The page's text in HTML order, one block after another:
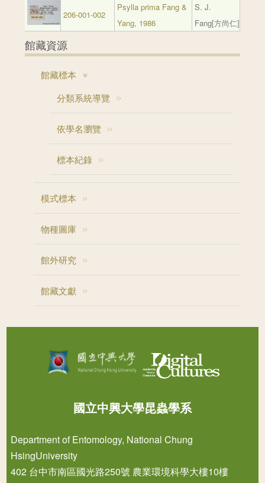
206-001-002
Psylla prima Fang &
Yang, 1986
S. J.
Fang[方尚仁]
館藏資源
館藏標本
分類系統導覽
依學名瀏覽
標本紀錄
模式標本
物種圖庫
館外研究
館藏文獻
國立中興大學昆蟲學系
Department of Entomology, National Chung
HsingUniversity
402 台中市南區國光路250號 農業環境科學大樓10樓